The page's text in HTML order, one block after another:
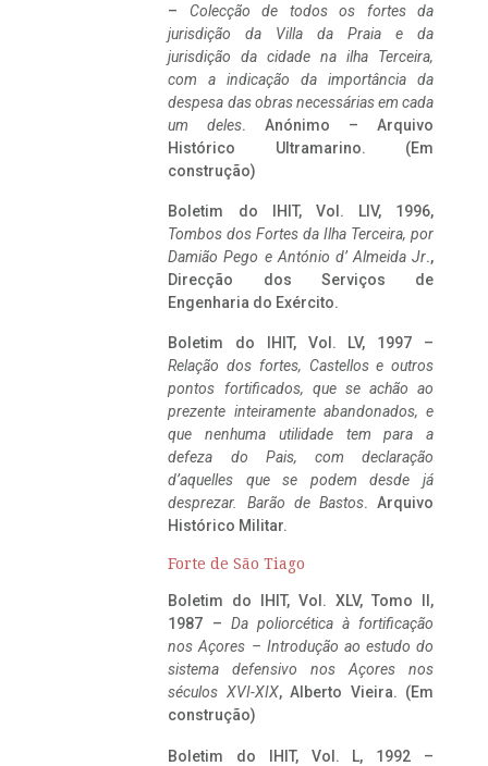
– Colecção de todos os fortes da
jurisdição da Villa da Praia e da
jurisdição da cidade na ilha Terceira,
com a indicação da importância da
despesa das obras necessárias em cada
um deles. Anónimo – Arquivo
Histórico Ultramarino. (Em
construção)
Boletim do IHIT, Vol. LIV, 1996,
Tombos dos Fortes da Ilha Terceira, por
Damião Pego e António d’ Almeida Jr.,
Direcção dos Serviços de
Engenharia do Exército.
Boletim do IHIT, Vol. LV, 1997 –
Relação dos fortes, Castellos e outros
pontos fortificados, que se achão ao
prezente inteiramente abandonados, e
que nenhuma utilidade tem para a
defeza do Pais, com declaração
d’aquelles que se podem desde já
desprezar. Barão de Bastos. Arquivo
Histórico Militar.
Forte de São Tiago
Boletim do IHIT, Vol. XLV, Tomo II,
1987 – Da poliorcética à fortificação
nos Açores – Introdução ao estudo do
sistema defensivo nos Açores nos
séculos XVI-XIX, Alberto Vieira. (Em
construção)
Boletim do IHIT, Vol. L, 1992 –